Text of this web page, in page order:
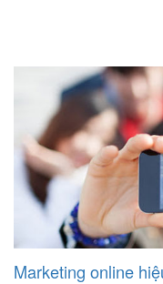
Marketing online